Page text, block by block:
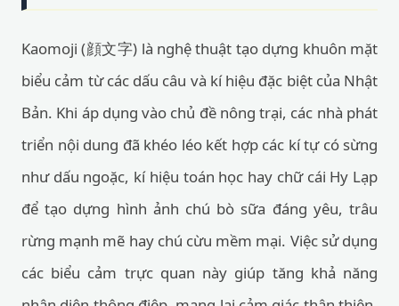
Kaomoji (顔文字) là nghệ thuật tạo dựng khuôn mặt
biểu cảm từ các dấu câu và kí hiệu đặc biệt của Nhật
Bản. Khi áp dụng vào chủ đề nông trại, các nhà phát
triển nội dung đã khéo léo kết hợp các kí tự có sừng
như dấu ngoặc, kí hiệu toán học hay chữ cái Hy Lạp
để tạo dựng hình ảnh chú bò sữa đáng yêu, trâu
rừng mạnh mẽ hay chú cừu mềm mại. Việc sử dụng
các biểu cảm trực quan này giúp tăng khả năng